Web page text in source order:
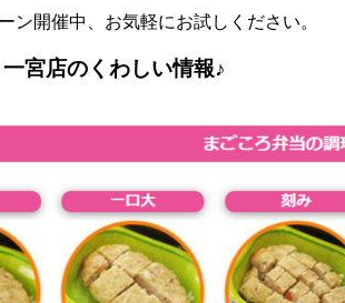
ン開催中、お気軽にお試しください。
宮店のくわしい情報♪